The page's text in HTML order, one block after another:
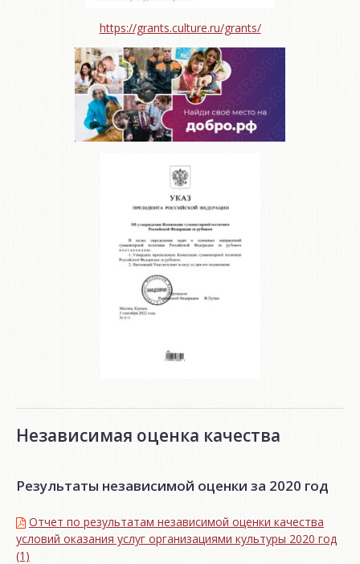
https://grants.culture.ru/grants/
Независимая оценка качества
Результаты независимой оценки за 2020 год
Отчет по результатам независимой оценки качества
условий оказания услуг организациями культуры 2020 год
(1)